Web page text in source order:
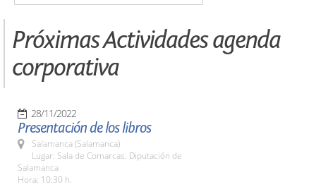
Próximas Actividades agenda
corporativa
28/11/2022
Presentación de los libros
Salamanca (Salamanca)
Lugar: Sala de Comarcas. Diputación de
Salamanca
Hora: 10:30 h.